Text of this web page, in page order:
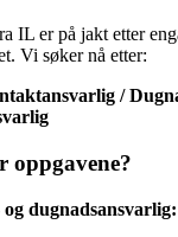
IL er på jakt etter
Vi søker nå etter:
/
oppgavene?
dugnadsansvarlig: